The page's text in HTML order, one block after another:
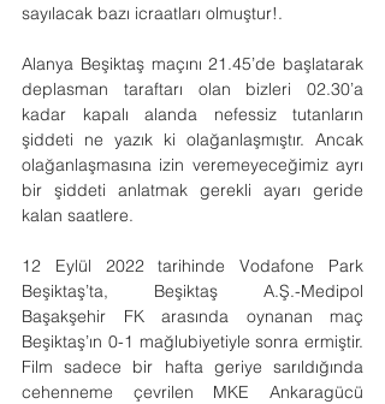
sayılacak bazı icraatları olmuştur!.
Alanya Beşiktaş maçını 21.45’de başlatarak
deplasman taraftarı olan bizleri 02.30’a
kadar kapalı alanda nefessiz tutanların
şiddeti ne yazık ki olağanlaşmıştır. Ancak
olağanlaşmasına izin veremeyeceğimiz ayrı
bir şiddeti anlatmak gerekli ayarı geride
kalan saatlere.
12 Eylül 2022 tarihinde Vodafone Park
Beşiktaş’ta, Beşiktaş A.Ş.-Medipol
Başakşehir FK arasında oynanan maç
Beşiktaş’ın 0-1 mağlubiyetiyle sonra ermiştir.
Film sadece bir hafta geriye sarıldığında
cehenneme çevrilen MKE Ankaragücü